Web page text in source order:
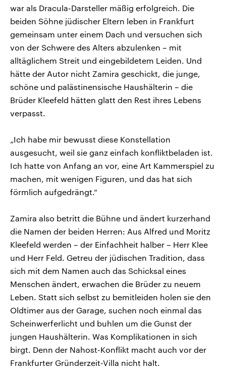
war als Dracula-Darsteller mäßig erfolgreich. Die
beiden Söhne jüdischer Eltern leben in Frankfurt
gemeinsam unter einem Dach und versuchen sich
von der Schwere des Alters abzulenken – mit
alltäglichem Streit und eingebildetem Leiden. Und
hätte der Autor nicht Zamira geschickt, die junge,
schöne und palästinensische Haushälterin – die
Brüder Kleefeld hätten glatt den Rest ihres Lebens
verpasst.
„Ich habe mir bewusst diese Konstellation
ausgesucht, weil sie ganz einfach konfliktbeladen ist.
Ich hatte von Anfang an vor, eine Art Kammerspiel zu
machen, mit wenigen Figuren, und das hat sich
förmlich aufgedrängt.“
Zamira also betritt die Bühne und ändert kurzerhand
die Namen der beiden Herren: Aus Alfred und Moritz
Kleefeld werden – der Einfachheit halber – Herr Klee
und Herr Feld. Getreu der jüdischen Tradition, dass
sich mit dem Namen auch das Schicksal eines
Menschen ändert, erwachen die Brüder zu neuem
Leben. Statt sich selbst zu bemitleiden holen sie den
Oldtimer aus der Garage, suchen noch einmal das
Scheinwerferlicht und buhlen um die Gunst der
jungen Haushälterin. Was Komplikationen in sich
birgt. Denn der Nahost-Konflikt macht auch vor der
Frankfurter Gründerzeit-Villa nicht halt.